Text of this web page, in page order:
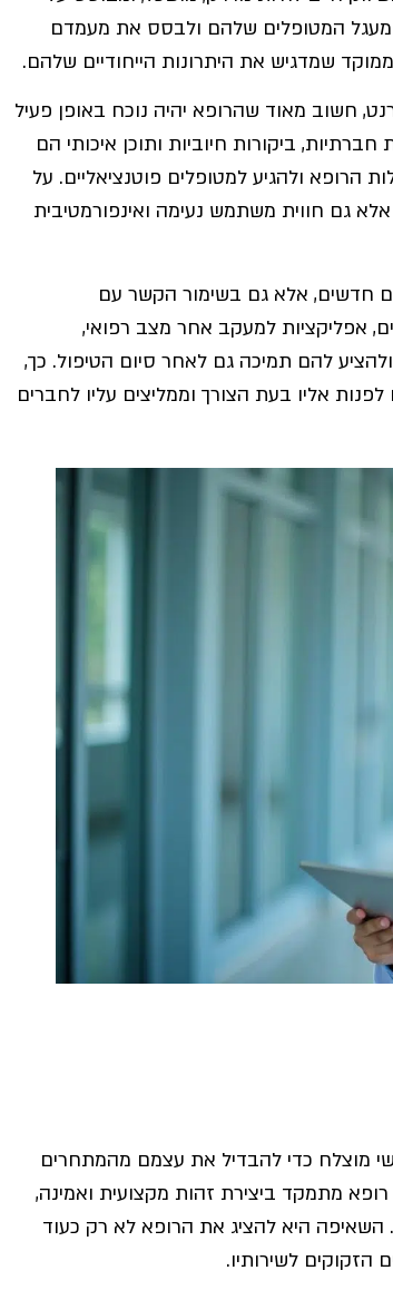
מעגל המטופלים שלהם ולבסס את מעמדם
שמדגיש את היתרונות הייחודיים שלהם.
חשוב מאוד שהרופא יהיה נוכח באופן פעיל
ביקורות חיוביות ותוכן איכותי הם
ולהגיע למטופלים פוטנציאליים. על
אלא גם חווית משתמש נעימה ואינפורמטיבית
חדשים, אלא גם בשימור הקשר עם
אפליקציות למעקב אחר מצב רפואי,
להם תמיכה גם לאחר סיום הטיפול. כך,
אליו בעת הצורך וממליצים עליו לחברים
מוצלח כדי להבדיל את עצמם מהמתחרים
רופא מתמקד ביצירת זהות מקצועית ואמינה,
השאיפה היא להציג את הרופא לא רק כעוד
לשירותיו.